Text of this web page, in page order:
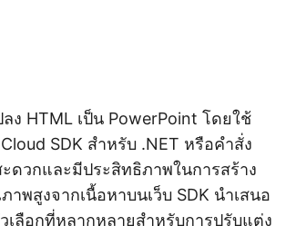
ง HTML เป็น PowerPoint โดยใช้
SDK สำหรับ .NET หรือคำสั่ง
ะดวกและมีประสิทธิภาพในการสร้าง
าพสูงจากเนื้อหาบนเว็บ SDK นำเสนอ
ลือกที่หลากหลายสำหรับการปรับแต่ง